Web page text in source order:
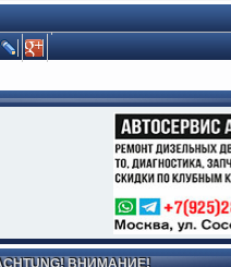
ВНИМАНИЕ!